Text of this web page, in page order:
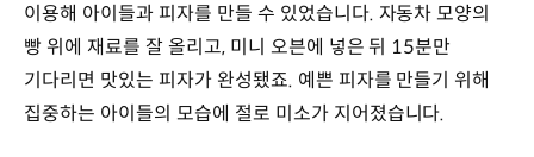
이용해 아이들과 피자를 만들 수 있었습니다. 자동차 모양의
빵 위에 재료를 잘 올리고, 미니 오븐에 넣은 뒤 15분만
기다리면 맛있는 피자가 완성됐죠. 예쁜 피자를 만들기 위해
집중하는 아이들의 모습에 절로 미소가 지어졌습니다.